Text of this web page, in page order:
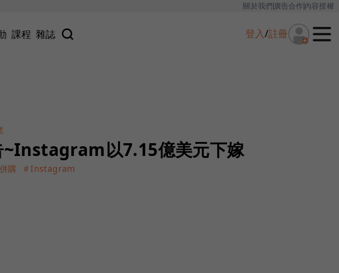
關於我們廣告合作內容授權
課程 雜誌 登入/註冊
~Instagram以7.15億美元下嫁
購 ＃Instagram